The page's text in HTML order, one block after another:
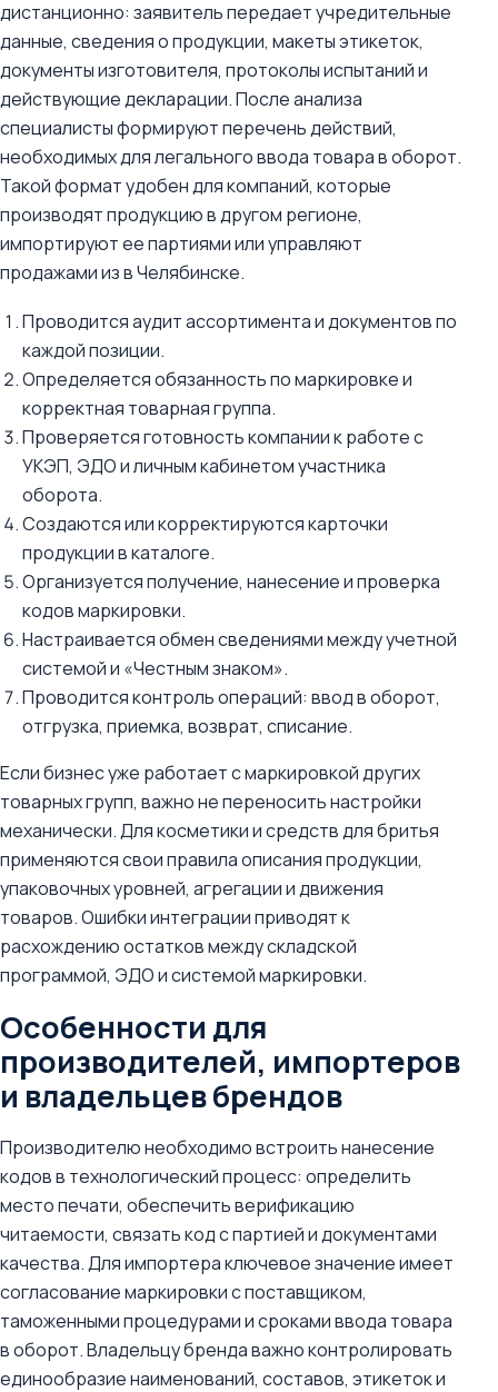
дистанционно: заявитель передает учредительные
данные, сведения о продукции, макеты этикеток,
документы изготовителя, протоколы испытаний и
действующие декларации. После анализа
специалисты формируют перечень действий,
необходимых для легального ввода товара в оборот.
Такой формат удобен для компаний, которые
производят продукцию в другом регионе,
импортируют ее партиями или управляют
продажами из в Челябинске.
Проводится аудит ассортимента и документов по
каждой позиции.
Определяется обязанность по маркировке и
корректная товарная группа.
Проверяется готовность компании к работе с
УКЭП, ЭДО и личным кабинетом участника
оборота.
Создаются или корректируются карточки
продукции в каталоге.
Организуется получение, нанесение и проверка
кодов маркировки.
Настраивается обмен сведениями между учетной
системой и «Честным знаком».
Проводится контроль операций: ввод в оборот,
отгрузка, приемка, возврат, списание.
Если бизнес уже работает с маркировкой других
товарных групп, важно не переносить настройки
механически. Для косметики и средств для бритья
применяются свои правила описания продукции,
упаковочных уровней, агрегации и движения
товаров. Ошибки интеграции приводят к
расхождению остатков между складской
программой, ЭДО и системой маркировки.
Особенности для
производителей, импортеров
и владельцев брендов
Производителю необходимо встроить нанесение
кодов в технологический процесс: определить
место печати, обеспечить верификацию
читаемости, связать код с партией и документами
качества. Для импортера ключевое значение имеет
согласование маркировки с поставщиком,
таможенными процедурами и сроками ввода товара
в оборот. Владельцу бренда важно контролировать
единообразие наименований, составов, этикеток и